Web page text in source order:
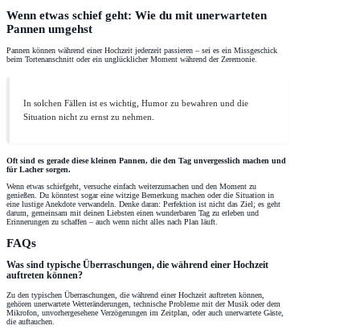
Wenn etwas schief geht: Wie du mit unerwarteten
Pannen umgehst
Pannen können während einer Hochzeit jederzeit passieren – sei es ein Missgeschick
beim Tortenanschnitt oder ein unglücklicher Moment während der Zeremonie.
In solchen Fällen ist es wichtig, Humor zu bewahren und die
Situation nicht zu ernst zu nehmen.
Oft sind es gerade diese kleinen Pannen, die den Tag unvergesslich machen und
für Lacher sorgen.
Wenn etwas schiefgeht, versuche einfach weiterzumachen und den Moment zu
genießen. Du könntest sogar eine witzige Bemerkung machen oder die Situation in
eine lustige Anekdote verwandeln. Denke daran: Perfektion ist nicht das Ziel; es geht
darum, gemeinsam mit deinen Liebsten einen wunderbaren Tag zu erleben und
Erinnerungen zu schaffen – auch wenn nicht alles nach Plan läuft.
FAQs
Was sind typische Überraschungen, die während einer Hochzeit
auftreten können?
Zu den typischen Überraschungen, die während einer Hochzeit auftreten können,
gehören unerwartete Wetteränderungen, technische Probleme mit der Musik oder dem
Mikrofon, unvorhergesehene Verzögerungen im Zeitplan, oder auch unerwartete Gäste,
die auftauchen.